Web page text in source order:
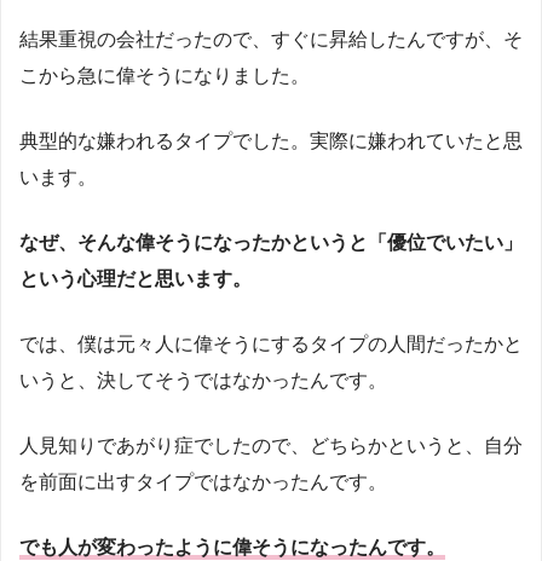
結果重視の会社だったので、すぐに昇給したんですが、そ
こから急に偉そうになりました。
典型的な嫌われるタイプでした。実際に嫌われていたと思
います。
なぜ、そんな偉そうになったかというと「優位でいたい」
という心理だと思います。
では、僕は元々人に偉そうにするタイプの人間だったかと
いうと、決してそうではなかったんです。
人見知りであがり症でしたので、どちらかというと、自分
を前面に出すタイプではなかったんです。
でも人が変わったように偉そうになったんです。